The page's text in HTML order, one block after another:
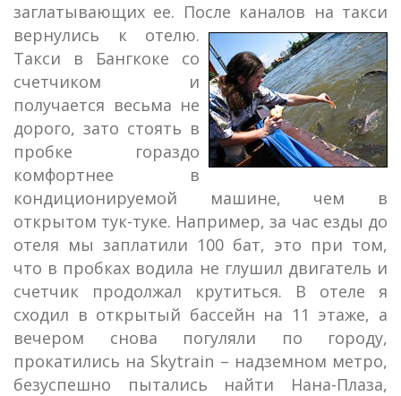
заглатывающих ее. После каналов на такси
вернулись к отелю.
Такси в Бангкоке со
счетчиком и
получается весьма не
дорого, зато стоять в
пробке гораздо
комфортнее в
кондиционируемой машине, чем в
открытом тук-туке. Например, за час езды до
отеля мы заплатили 100 бат, это при том,
что в пробках водила не глушил двигатель и
счетчик продолжал крутиться. В отеле я
сходил в открытый бассейн на 11 этаже, а
вечером снова погуляли по городу,
прокатились на Skytrain – надземном метро,
безуспешно пытались найти Нана-Плаза,